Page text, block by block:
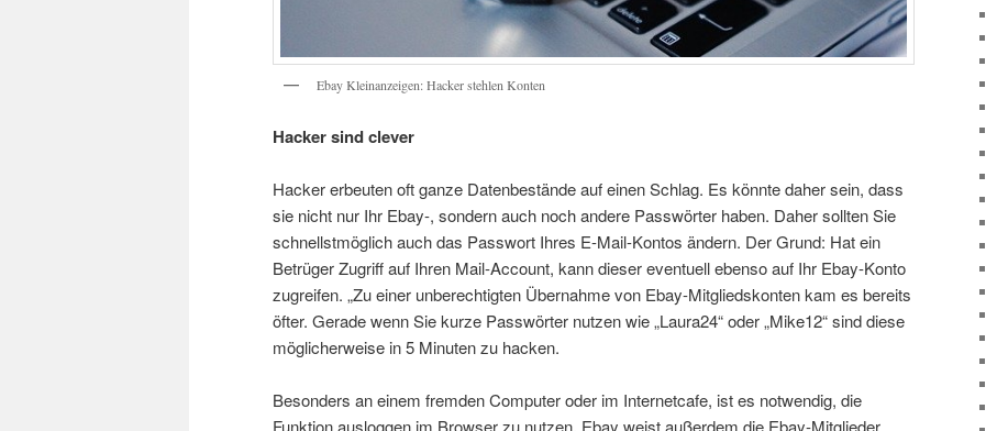
Ebay Kleinanzeigen: Hacker stehlen Konten
Hacker sind clever
Hacker erbeuten oft ganze Datenbestände auf einen Schlag. Es könnte daher sein, dass
sie nicht nur Ihr Ebay-, sondern auch noch andere Passwörter haben. Daher sollten Sie
schnellstmöglich auch das Passwort Ihres E-Mail-Kontos ändern. Der Grund: Hat ein
Betrüger Zugriff auf Ihren Mail-Account, kann dieser eventuell ebenso auf Ihr Ebay-Konto
zugreifen. „Zu einer unberechtigten Übernahme von Ebay-Mitgliedskonten kam es bereits
öfter. Gerade wenn Sie kurze Passwörter nutzen wie „Laura24“ oder „Mike12“ sind diese
möglicherweise in 5 Minuten zu hacken.
Besonders an einem fremden Computer oder im Internetcafe, ist es notwendig, die